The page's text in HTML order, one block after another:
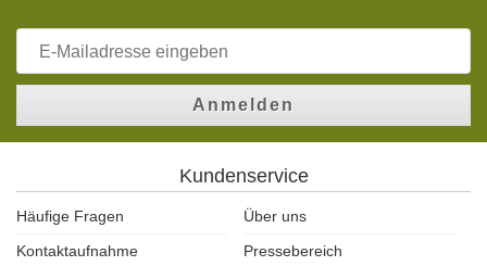
Anmelden
Kundenservice
Häufige Fragen
Über uns
Kontaktaufnahme
Pressebereich